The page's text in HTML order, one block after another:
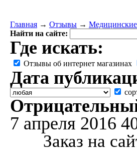
Главная → Отзывы →
Найти на сайте:
Где искать:
Отзывы об интернет магазинах
Дата
7 апреля 2016
Заказ на